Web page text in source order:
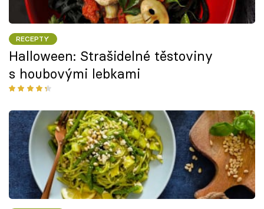
RECEPTY
Halloween: Strašidelné těstoviny
s houbovými lebkami